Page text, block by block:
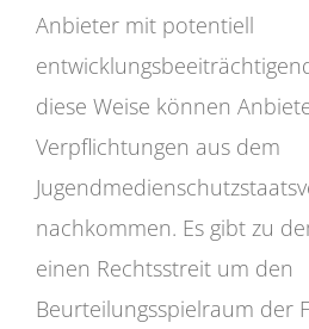
Anbieter mit potentiell
diese Weise können
Verpflichtungen aus dem
nachkommen. Es gibt zu
einen Rechtsstreit um den
Beurteilungsspielraum der